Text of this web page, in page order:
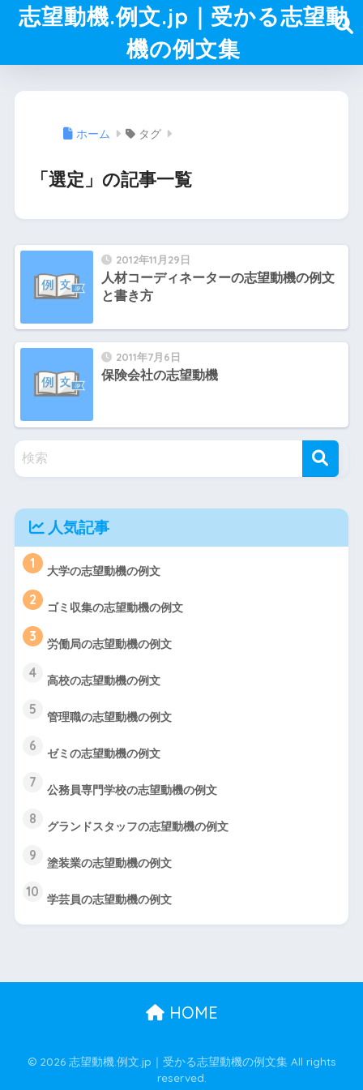
志望動機.例文.jp｜受かる志望動
機の例文集
ホーム タグ
「選定」の記事一覧
2012年11月29日
人材コーディネーターの志望動機の例文
と書き方
2011年7月6日
保険会社の志望動機
人気記事
1 大学の志望動機の例文
2 ゴミ収集の志望動機の例文
3 労働局の志望動機の例文
4 高校の志望動機の例文
5 管理職の志望動機の例文
6 ゼミの志望動機の例文
7 公務員専門学校の志望動機の例文
8 グランドスタッフの志望動機の例文
9 塗装業の志望動機の例文
10 学芸員の志望動機の例文
HOME
© 2026 志望動機.例文.jp｜受かる志望動機の例文集 All rights
reserved.